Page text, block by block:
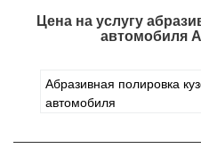
Цена на услугу
автомобиля
Абразивная полировка
автомобиля